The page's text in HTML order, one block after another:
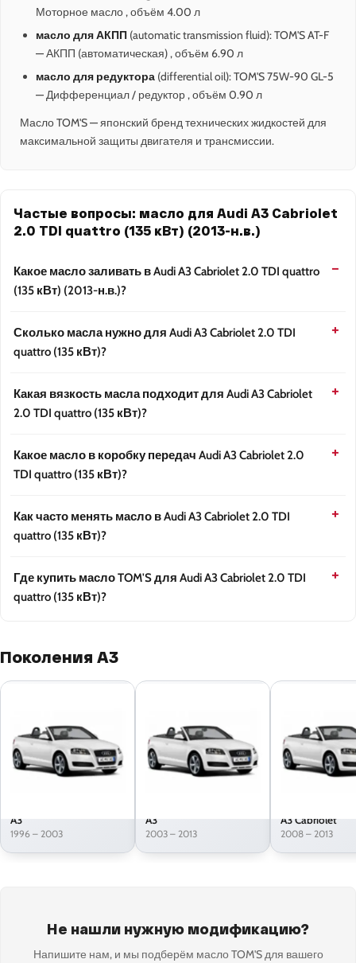
Моторное масло , объём 4.00 л
масло для АКПП (automatic transmission fluid): TOM'S AT-F
— АКПП (автоматическая) , объём 6.90 л
масло для редуктора (differential oil): TOM'S 75W-90 GL-5
— Дифференциал / редуктор , объём 0.90 л
Масло TOM'S — японский бренд технических жидкостей для
максимальной защиты двигателя и трансмиссии.
Частые вопросы: масло для Audi A3 Cabriolet
2.0 TDI quattro (135 кВт) (2013-н.в.)
Какое масло заливать в Audi A3 Cabriolet 2.0 TDI quattro
(135 кВт) (2013-н.в.)?
Сколько масла нужно для Audi A3 Cabriolet 2.0 TDI
quattro (135 кВт)?
Какая вязкость масла подходит для Audi A3 Cabriolet
2.0 TDI quattro (135 кВт)?
Какое масло в коробку передач Audi A3 Cabriolet 2.0
TDI quattro (135 кВт)?
Как часто менять масло в Audi A3 Cabriolet 2.0 TDI
quattro (135 кВт)?
Где купить масло TOM'S для Audi A3 Cabriolet 2.0 TDI
quattro (135 кВт)?
Поколения A3
A3
1996 – 2003
A3
2003 – 2013
A3 Cabriolet
2008 – 2013
Не нашли нужную модификацию?
Напишите нам, и мы подберём масло TOM'S для вашего